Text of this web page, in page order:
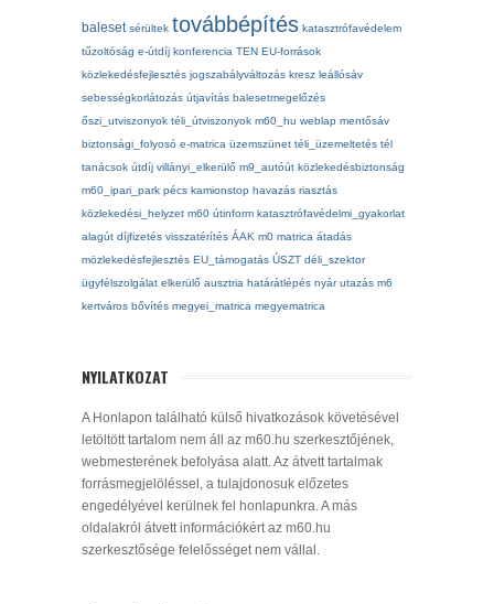
baleset sérültek továbbépítés katasztrófavédelem
tűzoltóság e-útdíj konferencia TEN EU-források
közlekedésfejlesztés jogszabályváltozás kresz leállósáv
sebességkorlátozás útjavítás balesetmegelőzés
őszi_utviszonyok téli_útviszonyok m60_hu weblap mentősáv
biztonsági_folyosó e-matrica üzemszünet téli_üzemeltetés tél
tanácsok útdíj villányi_elkerülő m9_autóút közlekedésbiztonság
m60_ipari_park pécs kamionstop havazás riasztás
közlekedési_helyzet m60 útinform katasztrófavédelmi_gyakorlat
alagút díjfizetés visszatérítés ÁAK m0 matrica átadás
mözlekedésfejlesztés EU_támogatás ÚSZT déli_szektor
ügyfélszolgálat elkerülő ausztria határátlépés nyár utazás m6
kertváros bővítés megyei_matrica megyematrica
NYILATKOZAT
A Honlapon található külső hivatkozások követésével
letöltött tartalom nem áll az m60.hu szerkesztőjének,
webmesterének befolyása alatt. Az átvett tartalmak
forrásmegjelöléssel, a tulajdonosuk előzetes
engedélyével kerülnek fel honlapunkra. A más
oldalakról átvett információkért az m60.hu
szerkesztősége felelősséget nem vállal.